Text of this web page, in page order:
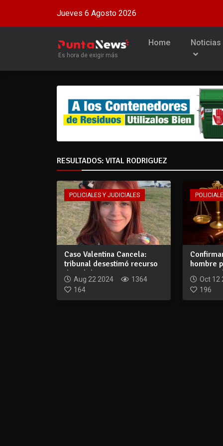
Jueves 6 Agosto 2026
Es hora de exigir más
Home Noticias
RESULTADOS: VITAL RODRIGUEZ
POLICIALES Y JUDICIALES
Caso Valentina Cancela:
tribunal desestimó recurso
de nulida...
Aug 22 2024
1364
164
hombre
Oct 12
196